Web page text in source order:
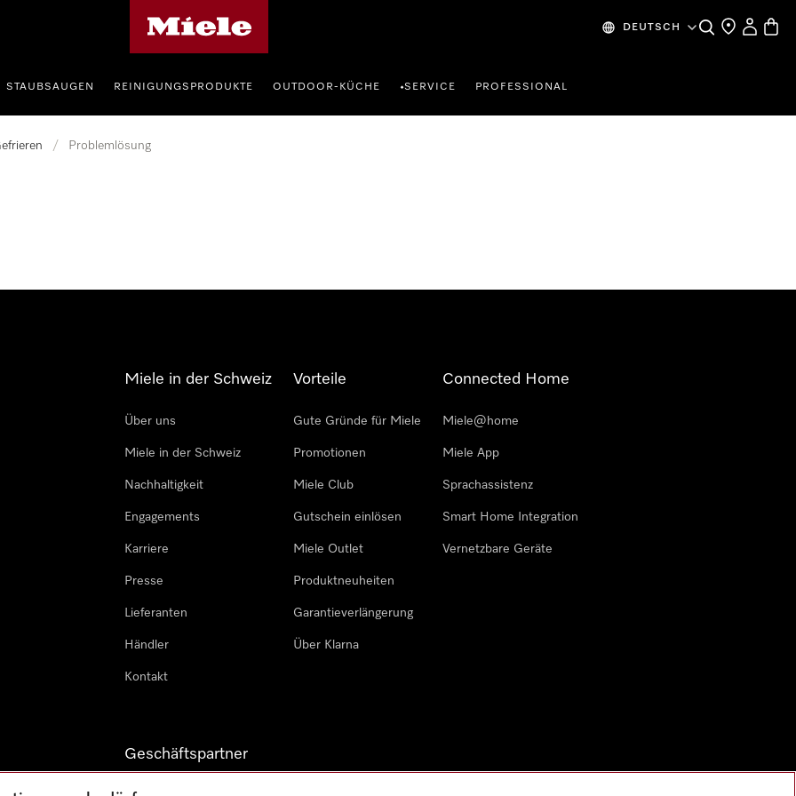
DEUTSCH SucheHändlersuche
Mein
STAUBSAUGEN REINIGUNGSPRODUKTE OUTDOOR-KÜCHE •SERVICE PROFESSIONAL
/ Problemlösung
Miele in der Schweiz
Über uns
Miele in der Schweiz
Nachhaltigkeit
Engagements
Karriere
Presse
Lieferanten
Händler
Kontakt
Vorteile
Gute Gründe für Miele
Promotionen
Miele Club
Gutschein einlösen
Miele Outlet
Produktneuheiten
Garantieverlängerung
Über Klarna
Connected Home
Miele@home
Miele App
Sprachassistenz
Smart Home Integration
Vernetzbare Geräte
Geschäftspartner